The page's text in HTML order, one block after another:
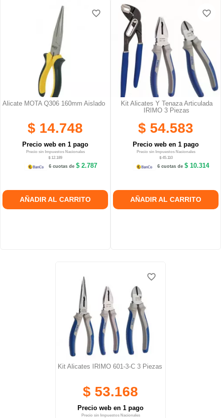
Alicate MOTA Q306 160mm Aislado
$ 14.748
Precio web en 1 pago
Precio sin Impuestos Nacionales
$ 12.189
6 cuotas de $ 2.787
AÑADIR AL CARRITO
favorite_border
favorite_border
Kit Alicates Y Tenaza Articulada
IRIMO 3 Piezas
$ 54.583
Precio web en 1 pago
Precio sin Impuestos Nacionales
$ 45.110
6 cuotas de$ 10.314
AÑADIR AL CARRITO
favorite_border
favorite_border
Kit Alicates IRIMO 601-3-C 3 Piezas
$ 53.168
Precio web en 1 pago
Precio sin Impuestos Nacionales
favorite_border
favorite_border